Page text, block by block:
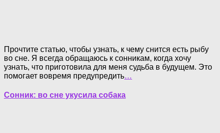
Прочтите статью, чтобы узнать, к чему снится есть рыбу
во сне. Я всегда обращаюсь к сонникам, когда хочу
узнать, что приготовила для меня судьба в будущем. Это
помогает вовремя предупредить…
Сонник: во сне укусила собака